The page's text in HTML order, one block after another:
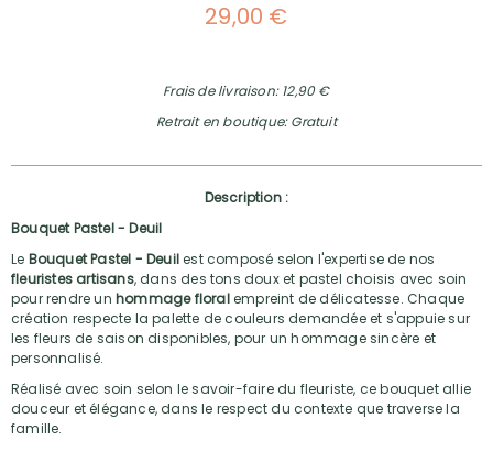
29,00 €
Frais de livraison: 12,90 €
Retrait en boutique: Gratuit
Description :
Bouquet Pastel - Deuil
Le Bouquet Pastel - Deuilest composé selon l'expertise de nos
fleuristes artisans, dans des tons doux et pastel choisis avec soin
pour rendre un hommage floralempreint de délicatesse. Chaque
création respecte la palette de couleurs demandée et s'appuie sur
les fleurs de saison disponibles, pour un hommage sincère et
personnalisé.
Réalisé avec soin selon le savoir-faire du fleuriste, ce bouquet allie
douceur et élégance, dans le respect du contexte que traverse la
famille.